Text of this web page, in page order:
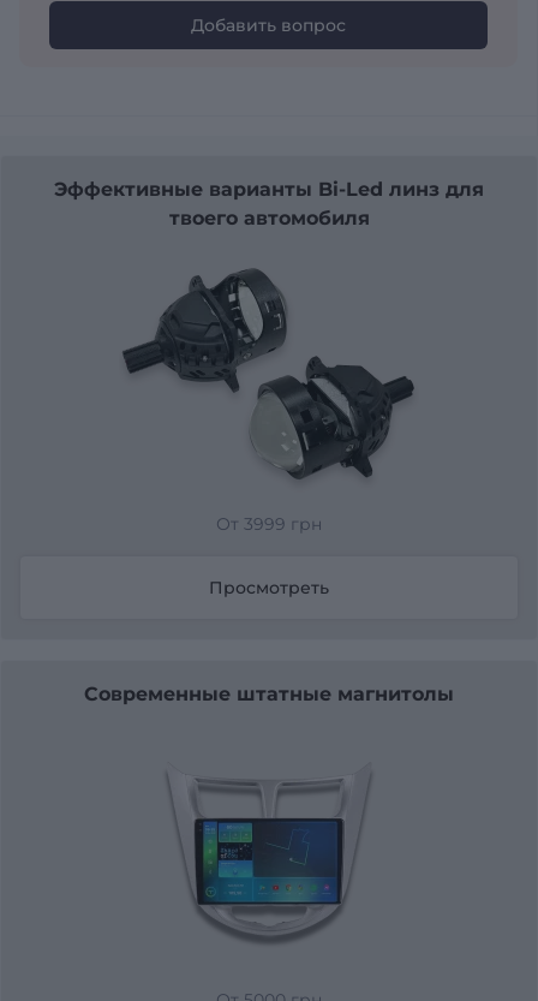
Добавить вопрос
Эффективные варианты Bi-Led линз для
твоего автомобиля
От 3999 грн
Просмотреть
Современные штатные магнитолы